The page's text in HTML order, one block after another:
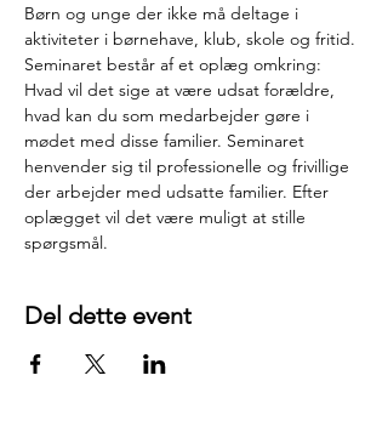
Børn og unge der ikke må deltage i
aktiviteter i børnehave, klub, skole og fritid.
Seminaret består af et oplæg omkring:
Hvad vil det sige at være udsat forældre,
hvad kan du som medarbejder gøre i
mødet med disse familier. Seminaret
henvender sig til professionelle og frivillige
der arbejder med udsatte familier. Efter
oplægget vil det være muligt at stille
spørgsmål.
Del dette event